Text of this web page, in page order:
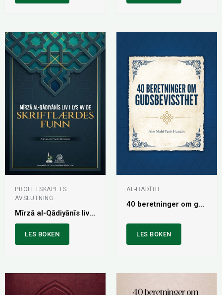
PROFETSKAPETS
AVSLUTNING
Mīrzā al-Qādiyānīs liv i lys av de skriftlærdes funn
LES BOKEN
AL-ḤADĪTH
40 beretninger om gudsbevissthet
LES BOKEN